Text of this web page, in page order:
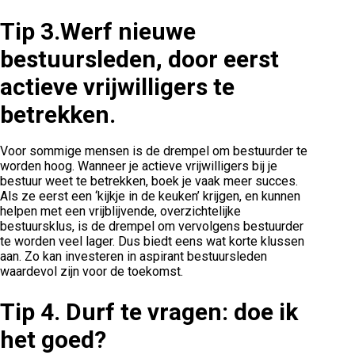
Tip 3.Werf nieuwe
bestuursleden, door eerst
actieve vrijwilligers te
betrekken.
Voor sommige mensen is de drempel om bestuurder te
worden hoog. Wanneer je actieve vrijwilligers bij je
bestuur weet te betrekken, boek je vaak meer succes.
Als ze eerst een ‘kijkje in de keuken’ krijgen, en kunnen
helpen met een vrijblijvende, overzichtelijke
bestuursklus, is de drempel om vervolgens bestuurder
te worden veel lager. Dus biedt eens wat korte klussen
aan. Zo kan investeren in aspirant bestuursleden
waardevol zijn voor de toekomst.
Tip 4. Durf te vragen: doe ik
het goed?